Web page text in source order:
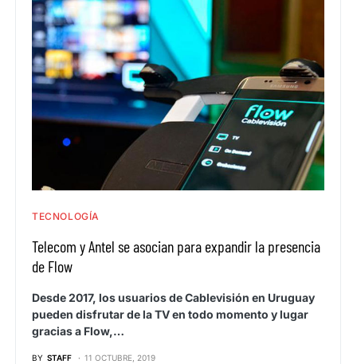
TECNOLOGÍA
Telecom y Antel se asocian para expandir la presencia
de Flow
Desde 2017, los usuarios de Cablevisión en Uruguay
pueden disfrutar de la TV en todo momento y lugar
gracias a Flow,…
BY STAFF 11 OCTUBRE, 2019